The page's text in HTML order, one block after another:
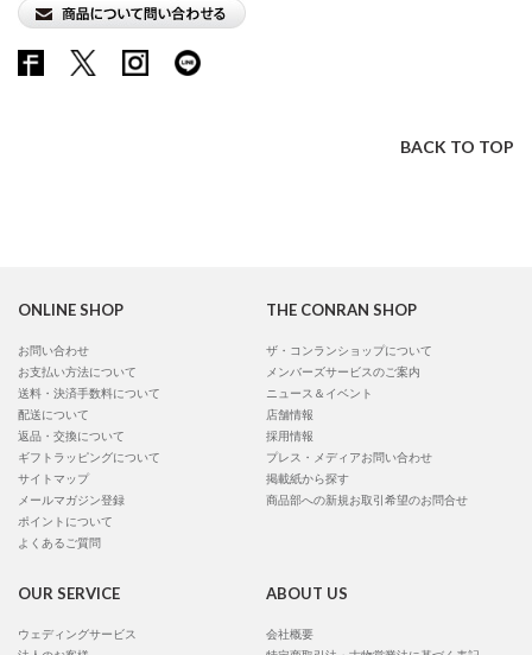
BACK TO TOP
ONLINE SHOP
お問い合わせ
お支払い方法について
送料・決済手数料について
配送について
返品・交換について
ギフトラッピングについて
サイトマップ
メールマガジン登録
ポイントについて
よくあるご質問
THE CONRAN SHOP
ザ・コンランショップについて
メンバーズサービスのご案内
ニュース＆イベント
店舗情報
採用情報
プレス・メディアお問い合わせ
掲載紙から探す
商品部への新規お取引希望のお問合せ
OUR SERVICE
ウェディングサービス
ABOUT US
会社概要